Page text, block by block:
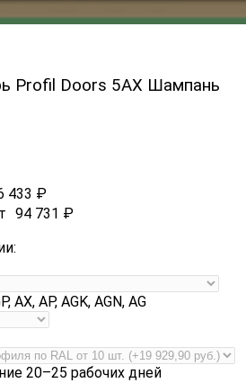
Profil Doors 5AX Шампань
433 ₽
94 731 ₽
AX, AP, AGK, AGN, AG
20–25 рабочих дней